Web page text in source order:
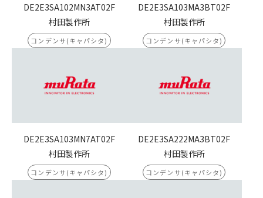
DE2E3SA102MN3AT02F
村田製作所
コンデンサ(キャパシタ)
DE2E3SA103MA3BT02F
村田製作所
コンデンサ(キャパシタ)
DE2E3SA103MN7AT02F
村田製作所
コンデンサ(キャパシタ)
DE2E3SA222MA3BT02F
村田製作所
コンデンサ(キャパシタ)